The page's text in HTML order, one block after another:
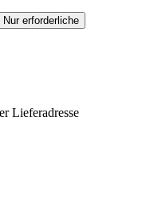
Nur erforderliche
Lieferadresse